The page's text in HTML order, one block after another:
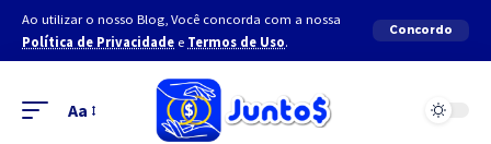
Ao utilizar o nosso Blog, Você concorda com a nossa
Política de Privacidade e Termos de Uso.
Concordo
Aa